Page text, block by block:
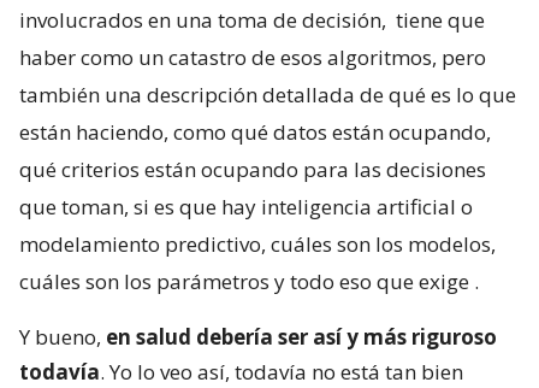
involucrados en una toma de decisión, tiene que
haber como un catastro de esos algoritmos, pero
también una descripción detallada de qué es lo que
están haciendo, como qué datos están ocupando,
qué criterios están ocupando para las decisiones
que toman, si es que hay inteligencia artificial o
modelamiento predictivo, cuáles son los modelos,
cuáles son los parámetros y todo eso que exige .
Y bueno, en salud debería ser así y más riguroso
todavía. Yo lo veo así, todavía no está tan bien